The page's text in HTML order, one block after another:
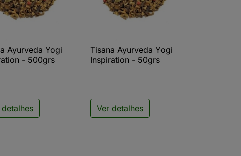
Vista rápida
Ayurveda Yogi
- 500grs
 Vista rápida
Tisana Ayurveda Yogi
Inspiration - 50grs
Ver detalhes